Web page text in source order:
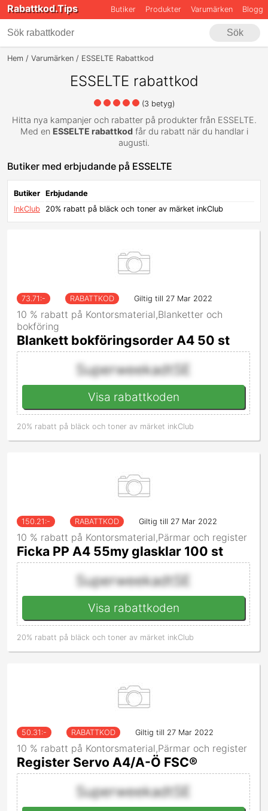
Rabattkod.Tips Butiker Produkter Varumärken Blogg
Sök
Hem Varumärken ESSELTE Rabattkod
ESSELTE rabattkod
(3 betyg)
Hitta nya kampanjer och rabatter på produkter från ESSELTE.
Med en ESSELTE rabattkodfår du rabatt när du handlar i
augusti.
Butiker med erbjudande på ESSELTE
Butiker Erbjudande
InkClub
20% rabatt på bläck och toner av märket inkClub
73.71 :- RABATTKOD Giltig till 27 Mar 2022
10 % rabatt på Kontorsmaterial,Blanketter och
bokföring
Blankett bokföringsorder A4 50 st
SuperweekadtSE
Visa rabattkoden
20% rabatt på bläck och toner av märket inkClub
150.21 :- RABATTKOD Giltig till 27 Mar 2022
10 % rabatt på Kontorsmaterial,Pärmar och register
Ficka PP A4 55my glasklar 100 st
SuperweekadtSE
Visa rabattkoden
20% rabatt på bläck och toner av märket inkClub
50.31 :- RABATTKOD Giltig till 27 Mar 2022
10 % rabatt på Kontorsmaterial,Pärmar och register
Register Servo A4/A-Ö FSC®
SuperweekadtSE